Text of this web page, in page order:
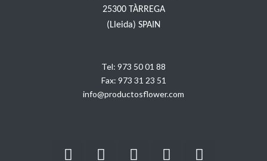
25300 TÀRREGA
(Lleida) SPAIN
Tel: 973 50 01 88
Fax: 973 31 23 51
info@productosflower.com